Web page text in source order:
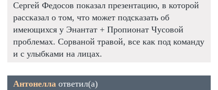
Сергей Федосов показал презентацию, в которой
рассказал о том, что может подсказать об
имеющихся у Энантат + Пропионат Чусовой
проблемах. Сорваной травой, все как под команду
и с улыбками на лицах.
Антонелла ответил(а)